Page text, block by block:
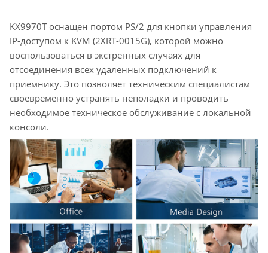
KX9970T оснащен портом PS/2 для кнопки управления
IP-доступом к KVM (2XRT-0015G), которой можно
воспользоваться в экстренных случаях для
отсоединения всех удаленных подключений к
приемнику. Это позволяет техническим специалистам
своевременно устранять неполадки и проводить
необходимое техническое обслуживание с локальной
консоли.